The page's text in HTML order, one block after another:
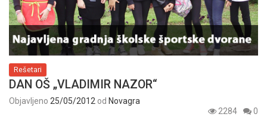
Rešetari
DAN OŠ „VLADIMIR NAZOR“
Objavljeno 25/05/2012 od Novagra
2284
0